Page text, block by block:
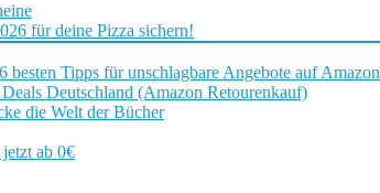
für deine Pizza sichern!
besten Tipps für unschlagbare Angebote auf Amazon
Deutschland (Amazon Retourenkauf)
die Welt der Bücher
ab 0€